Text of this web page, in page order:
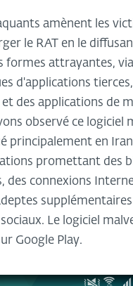
amènent les
le RAT en le
formes attrayantes,
d'applications
des applications de
observé ce logiciel
principalement en
promettant des
des connexions
Le logiciel
Google Play.